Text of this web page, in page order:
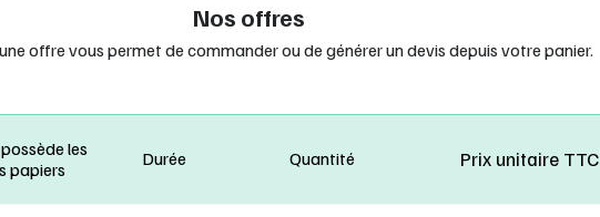
Nos offres
offre vous permet de commander ou de générer un devis depuis votre panier.
les
papiers
Durée Quantité Prix unitaire TTC